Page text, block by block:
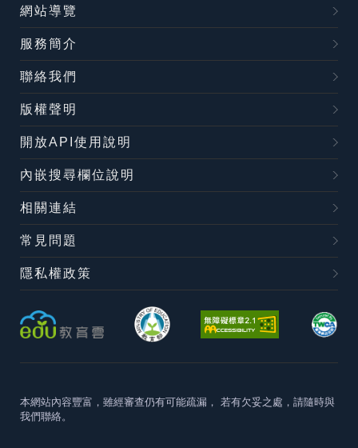
網站導覽
服務簡介
聯絡我們
版權聲明
開放API使用說明
內嵌搜尋欄位說明
相關連結
常見問題
隱私權政策
本網站內容豐富，雖經審查仍有可能疏漏， 若有欠妥之處，請隨時與
我們聯絡。